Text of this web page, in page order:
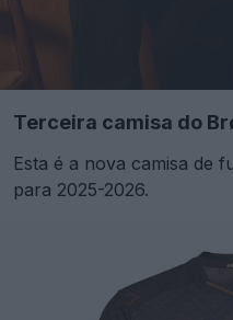
Terceira camisa do
Esta é a nova camisa de
para 2025-2026.